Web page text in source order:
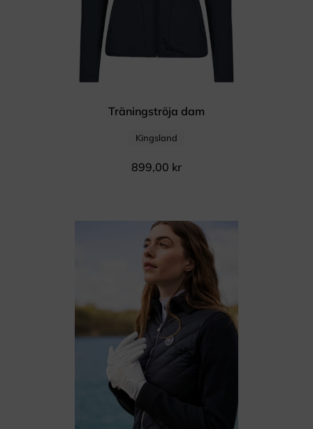
Träningströja dam
Kingsland
899,00 kr